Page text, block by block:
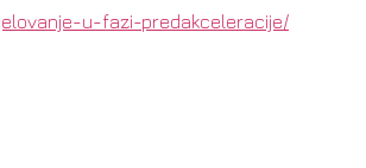
u-fazi-predakceleracije/